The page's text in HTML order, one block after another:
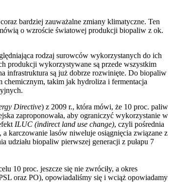
bardziej zauważalne zmiany klimatyczne. Ten
o wzroście światowej produkcji biopaliw z ok.
rodzaj surowców wykorzystanych do ich
produkcji wykorzystywane są przede wszystkim
infrastruktura są już dobrze rozwinięte. Do biopaliw
chemicznym, takim jak hydroliza i fermentacja
Directive) z 2009 r., która mówi, że 10 proc. paliw
zaproponowała, aby ograniczyć wykorzystanie w
ILUC (indirect land use change), czyli pośrednia
karczowanie lasów niweluje osiągnięcia związane z
udziału biopaliw pierwszej generacji z pułapu 7
10 proc. jeszcze się nie zwróciły, a okres
oraz PO), opowiadaliśmy się i wciąż opowiadamy